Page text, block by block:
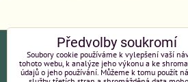
Ochrana osobních údajů
Předvolby soukromí
Soubory cookie používáme k vylepšení vaší
tohoto webu, k analýze jeho výkonu a ke
údajů o jeho používání. Můžeme k tomu použít